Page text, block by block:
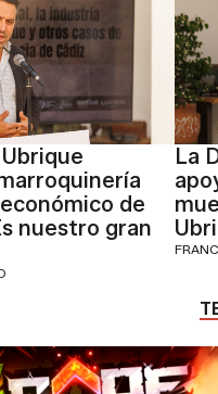
de
nuestro gran
La